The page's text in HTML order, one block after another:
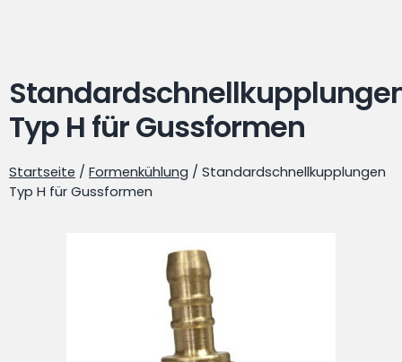
Typ H für Gussformen
Startseite / Formenkühlung / Standardschnellkupplungen
Typ H für Gussformen